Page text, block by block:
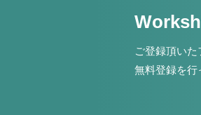
ご登録頂いた
無料登録を行